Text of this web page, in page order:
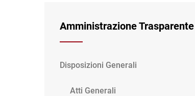
Amministrazione Trasparente
Disposizioni Generali
Atti Generali